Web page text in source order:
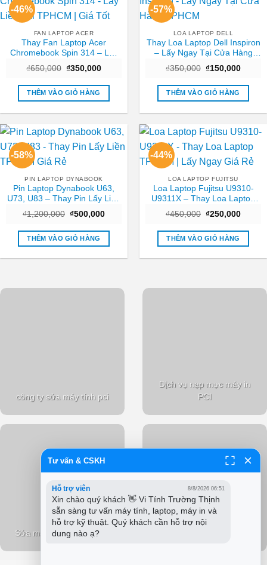
-46%
FAN LAPTOP ACER
Thay Fan Laptop Acer
Chromebook Spin 314 – Lấy
Liền Tại TPHCM | Giá Tốt
₫650,000 Giá
là:
₫650,000.
₫350,000Giá
tại
₫350,000.
THÊM VÀO GIỎ HÀNG
-57%
LOA LAPTOP DELL
Thay Loa Laptop Dell Inspiron
– Lấy Ngay Tại Cửa Hàng
TPHCM
₫350,000 Giá
là:
₫350,000.
₫150,000Giá
tại
THÊM VÀO GIỎ HÀNG
-58%
PIN LAPTOP DYNABOOK
Pin Laptop Dynabook U63,
U73, U83 – Thay Pin Lấy Liền
TPHCM Giá Rẻ
₫1,200,000 Giá
là:
₫1,200,000.
₫500,000Giá
tại
₫500,000.
THÊM VÀO GIỎ HÀNG
-44%
LOA LAPTOP FUJITSU
Loa Laptop Fujitsu U9310-
U9311X – Thay Loa Laptop
TPHCM | Lấy Ngay Giá Rẻ
₫450,000 Giá
là:
₫450,000.
₫250,000Giá
tại
THÊM VÀO GIỎ HÀNG
công ty sửa máy tính pci
Dịch vụ nạp mực máy in
PCI
Sửa máy tính tại nhà PCI
Tư vấn & CSKH
Hỗ trợ viên 8/8/2026 06:51
Xin chào quý khách 👋 Vi Tính Trường Thịnh
sẵn sàng tư vấn máy tính, laptop, máy in và
hỗ trợ kỹ thuật. Quý khách cần hỗ trợ nội
dung nào ạ?